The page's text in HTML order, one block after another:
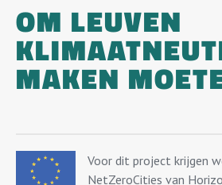
OM LEUVEN
MAKEN
Voor dit project krijgen
NetZeroCities van